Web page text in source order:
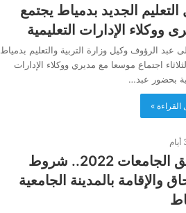
التعليم الجديد بدمياط يجتمع
ووكلاء الإدارات التعليمية
عبد الرؤوف وكيل وزارة التربية والتعليم بدمياط
اجتماع موسعا مع مديري ووكلاء الإدارات
بحضور عبد…
القراءة »
تنسيق الجامعات 2022.. شروط
والإقامة بالمدينة الجامعية